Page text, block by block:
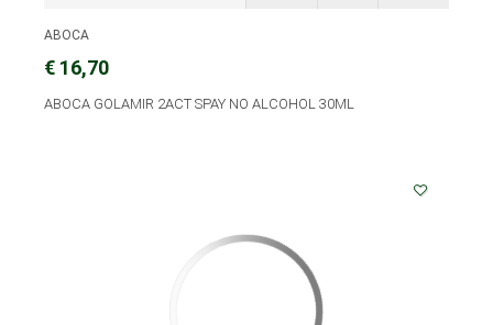
ABOCA
€ 16,70
ABOCA GOLAMIR 2ACT SPAY NO ALCOHOL 30ML